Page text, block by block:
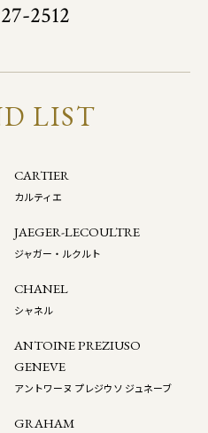
2512
LIST
CARTIER
カルティエ
JAEGER-LECOULTRE
ジャガー・ルクルト
CHANEL
シャネル
ANTOINE PREZIUSO
GENEVE
アントワーヌ プレジウソ ジュネーブ
GRAHAM